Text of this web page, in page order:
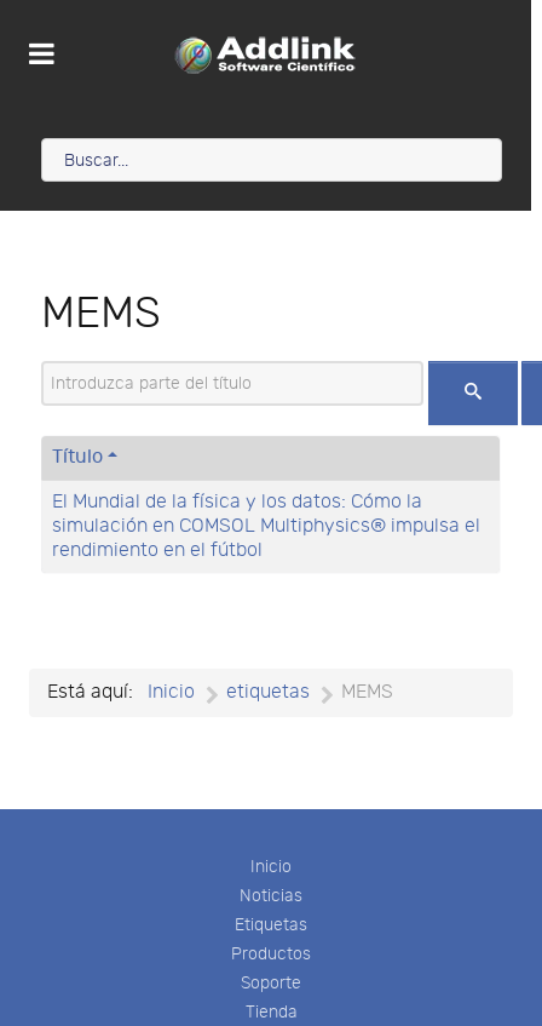
MEMS
Introduzca parte del título
Título
El Mundial de la física y los datos: Cómo la
simulación en COMSOL Multiphysics® impulsa el
rendimiento en el fútbol
Está aquí: Inicio etiquetas MEMS
Inicio
Noticias
Etiquetas
Productos
Soporte
Tienda